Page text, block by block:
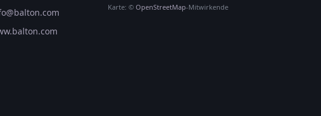
Karte: ©OpenStreetMap-Mitwirkende